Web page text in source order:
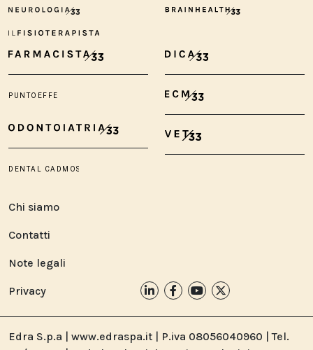
Chi siamo
Contatti
Note legali
Privacy
Edra S.p.a | www.edraspa.it | P.iva 08056040960 | Tel.